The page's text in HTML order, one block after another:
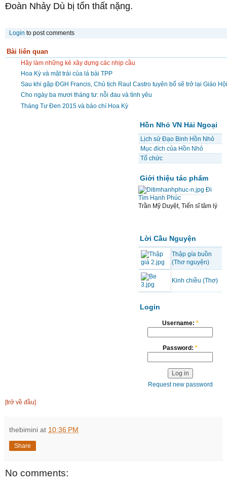
Đoàn Nhảy Dù bị tổn thất nặng.
Login to post comments
Bài liên quan
Hãy làm những kẻ xây dựng các nhịp cầu
Hoa Kỳ và mặt trái của lá bài TPP
Sau khi gặp ĐGH Francis, Chủ tịch Raul Castro tuyên bố sẽ trở lại Giáo Hội
Cho ngày ba mươi tháng tư: nỗi đau và tình yêu
Tháng Tư Đen 2015 và báo chí Hoa Kỳ
Hồn Nhỏ VN Hải Ngoại
Lịch sử Đạo Binh Hồn Nhỏ
Mục đích của Hồn Nhỏ
Tổ chức
Giới thiệu tác phẩm
Đi
Tìm Hạnh Phúc
Trần Mỹ Duyệt, Tiến sĩ tâm lý
Lời Cầu Nguyện
Thập gía buồn
(Thơ nguyện)
Kinh chiều (Thơ)
Login
Username: *
Password: *
Request new password
[trở về đầu]
thebimini at 10:36 PM
Share
No comments: